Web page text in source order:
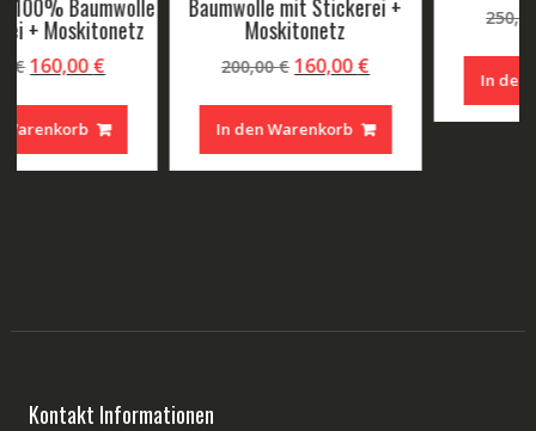
€.
250,00€Ursprünglicher
Preis
160,00€Aktueller
Preis
ist:
In den Warenkorb
PEPPIbambini ROYAL White
Tourqoise Baby-Bettwaren, 11-
teilig, Bettwäsche, 100%
Baumwolle mit Stickerei +
Moskitonetz
Kontakt Informationen